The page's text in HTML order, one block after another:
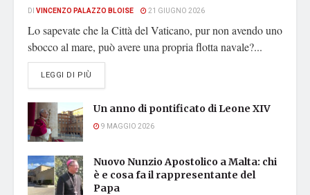
DI VINCENZO PALAZZO BLOISE 21 GIUGNO 2026
Lo sapevate che la Città del Vaticano, pur non avendo uno
sbocco al mare, può avere una propria flotta navale?...
LEGGI DI PIÙ
Un anno di pontificato di Leone XIV
9 MAGGIO 2026
Nuovo Nunzio Apostolico a Malta: chi
è e cosa fa il rappresentante del
Papa